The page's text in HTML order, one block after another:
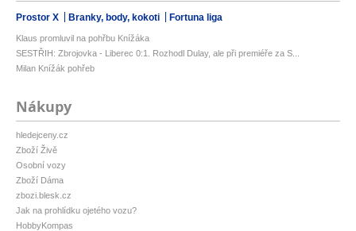
Prostor X Branky, body, kokoti Fortuna liga
Klaus promluvil na pohřbu Knížáka
SESTŘIH: Zbrojovka - Liberec 0:1. Rozhodl Dulay, ale při premiéře za S...
Milan Knížák pohřeb
Nákupy
hledejceny.cz
Zboží Živě
Osobní vozy
Zboží Dáma
zbozi.blesk.cz
Jak na prohlídku ojetého vozu?
HobbyKompas